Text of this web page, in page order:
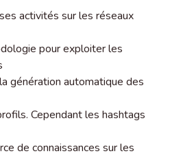
activités sur les réseaux
pour exploiter les
génération automatique des
Cependant les hashtags
de connaissances sur les